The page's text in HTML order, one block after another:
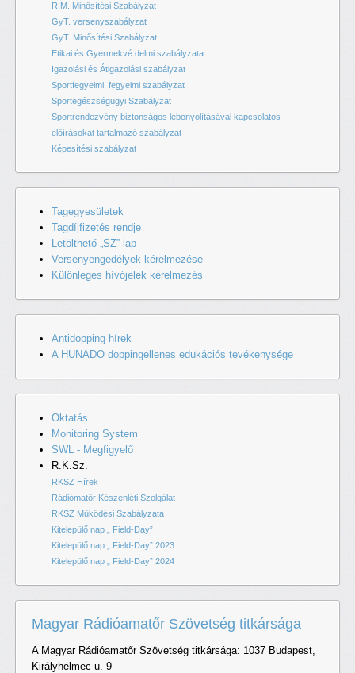
RIM. Minősítési Szabályzat
GyT. versenyszabályzat
GyT. Minősítési Szabályzat
Etikai és Gyermekvé delmi szabályzata
Igazolási és Átigazolási szabályzat
Sportfegyelmi, fegyelmi szabályzat
Sportegészségügyi Szabályzat
Sportrendezvény biztonságos lebonyolításával kapcsolatos
előírásokat tartalmazó szabályzat
Képesítési szabályzat
Tagegyesületek
Tagdíjfizetés rendje
Letölthető „SZ” lap
Versenyengedélyek kérelmezése
Különleges hívójelek kérelmezés
Antidopping hírek
A HUNADO doppingellenes edukációs tevékenysége
Oktatás
Monitoring System
SWL - Megfigyelő
R.K.Sz.
RKSZ Hírek
Rádiómatőr Készenléti Szolgálat
RKSZ Működési Szabályzata
Kitelepülő nap „ Field-Day”
Kitelepülő nap „ Field-Day” 2023
Kitelepülő nap „ Field-Day” 2024
Magyar Rádióamatőr Szövetség titkársága
A Magyar Rádióamatőr Szövetség titkársága: 1037 Budapest,
Királyhelmec u. 9